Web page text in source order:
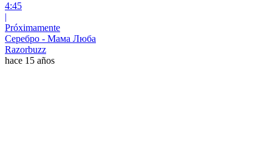
4:45
|
Próximamente
Серебро - Мама Люба
Razorbuzz
hace 15 años